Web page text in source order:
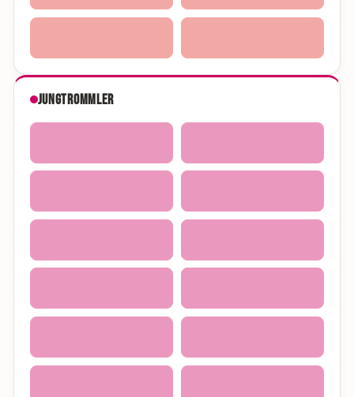
Jungtrommler